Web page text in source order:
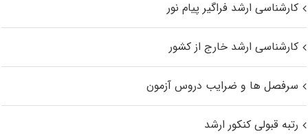
کارشناسی ارشد فراگیر پیام نور
کارشناسی ارشد خارج از کشور
سرفصل ها و ضرایب دروس آزمون
رتبه قبولی کنکور ارشد